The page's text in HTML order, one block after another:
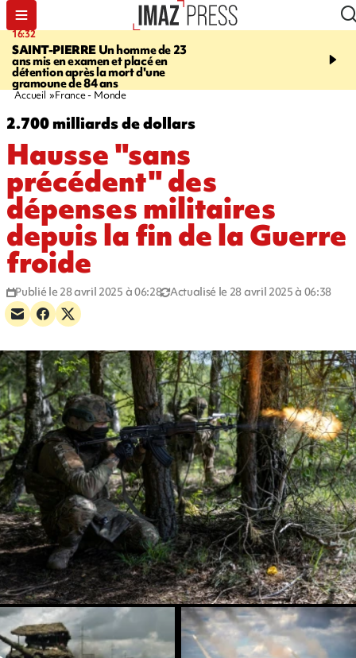
16:32
SAINT-PIERREUn homme de 23
ans mis en examen et placé en
détention après la mort d'une
gramoune de 84 ans
21:08
et Turquie scellent un
Accueil France - Monde
2.700 milliards de dollars
Hausse "sans
précédent" des
dépenses militaires
depuis la fin de la Guerre
froide
Publié le 28 avril 2025 à 06:28 Actualisé le 28 avril 2025 à 06:38